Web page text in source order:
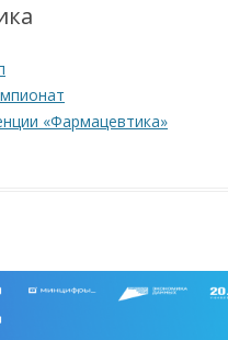
«Фармацевтика»